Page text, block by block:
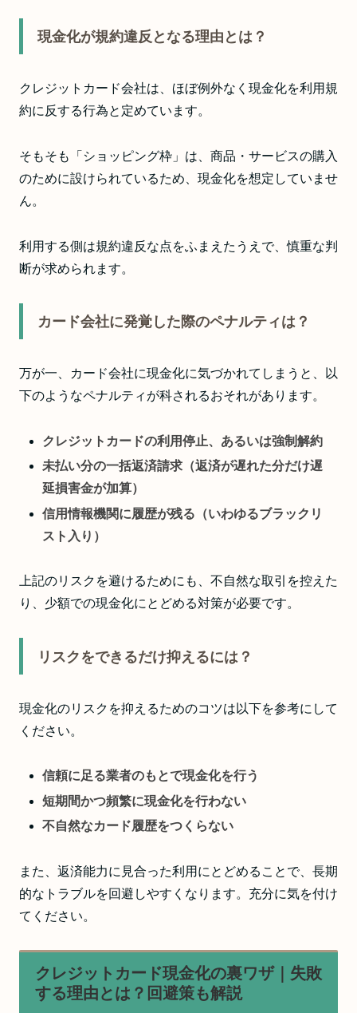
現金化が規約違反となる理由とは？
クレジットカード会社は、ほぼ例外なく現金化を利用規
約に反する行為と定めています。
そもそも「ショッピング枠」は、商品・サービスの購入
のために設けられているため、現金化を想定していませ
ん。
利用する側は規約違反な点をふまえたうえで、慎重な判
断が求められます。
カード会社に発覚した際のペナルティは？
万が一、カード会社に現金化に気づかれてしまうと、以
下のようなペナルティが科されるおそれがあります。
クレジットカードの利用停止、あるいは強制解約
未払い分の一括返済請求（返済が遅れた分だけ遅
延損害金が加算）
信用情報機関に履歴が残る（いわゆるブラックリ
スト入り）
上記のリスクを避けるためにも、不自然な取引を控えた
り、少額での現金化にとどめる対策が必要です。
リスクをできるだけ抑えるには？
現金化のリスクを抑えるためのコツは以下を参考にして
ください。
信頼に足る業者のもとで現金化を行う
短期間かつ頻繁に現金化を行わない
不自然なカード履歴をつくらない
また、返済能力に見合った利用にとどめることで、長期
的なトラブルを回避しやすくなります。充分に気を付け
てください。
クレジットカード現金化の裏ワザ｜失敗
する理由とは？回避策も解説